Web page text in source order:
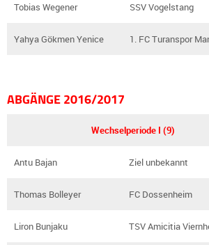
Tobias Wegener SSV Vogelstang
Yahya Gökmen Yenice 1. FC Turanspor
ABGÄNGE 2016/2017
Wechselperiode I (9)
Antu Bajan Ziel unbekannt
Thomas Bolleyer FC Dossenheim
Liron Bunjaku TSV Amicitia